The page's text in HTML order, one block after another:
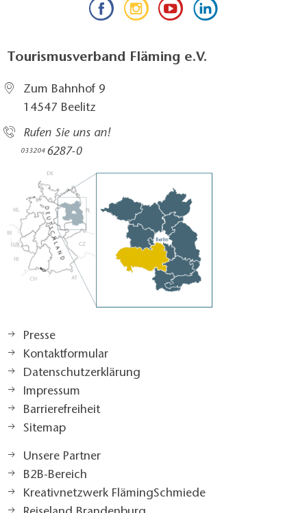
Tourismusverband Fläming e.V.
Zum Bahnhof 9
14547 Beelitz
Rufen Sie uns an!
033204 6287-0
Presse
Kontaktformular
Datenschutzerklärung
Impressum
Barrierefreiheit
Sitemap
Unsere Partner
B2B-Bereich
Kreativnetzwerk FlämingSchmiede